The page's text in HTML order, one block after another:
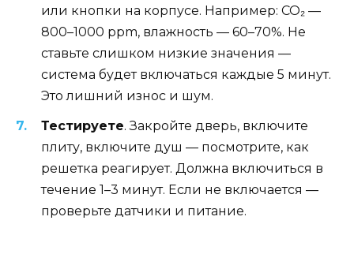
или кнопки на корпусе. Например: CO₂ —
800–1000 ppm, влажность — 60–70%. Не
ставьте слишком низкие значения —
система будет включаться каждые 5 минут.
Это лишний износ и шум.
Тестируете. Закройте дверь, включите
плиту, включите душ — посмотрите, как
решетка реагирует. Должна включиться в
течение 1–3 минут. Если не включается —
проверьте датчики и питание.